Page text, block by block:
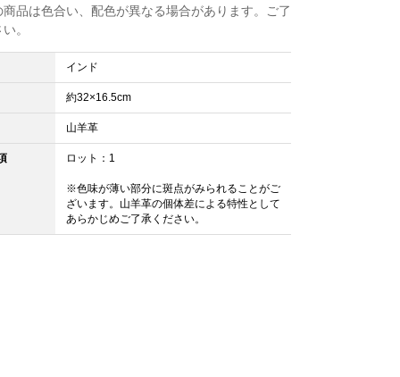
品は色合い、配色が異なる場合があります。ご了
。
インド
約32×16.5cm
山羊革
ロット：1
※色味が薄い部分に斑点がみられることがご
ざいます。山羊革の個体差による特性として
あらかじめご了承ください。